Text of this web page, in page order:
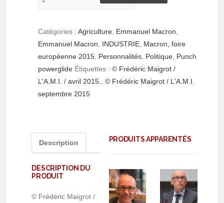
Catégories :Agriculture Emmanuel Macron
Emmanuel Macron
INDUSTRIE Macron, foire
européenne 2015 Personnalités Politique Punch
powerglide Étiquettes :© Frédéric Maigrot /
L'A.M.I. / avril 2015.
,© Frédéric Maigrot / L'A.M.I.
septembre 2015
Description
DESCRIPTION DU
PRODUIT
© Frédéric Maigrot /
PRODUITS APPARENTÉS